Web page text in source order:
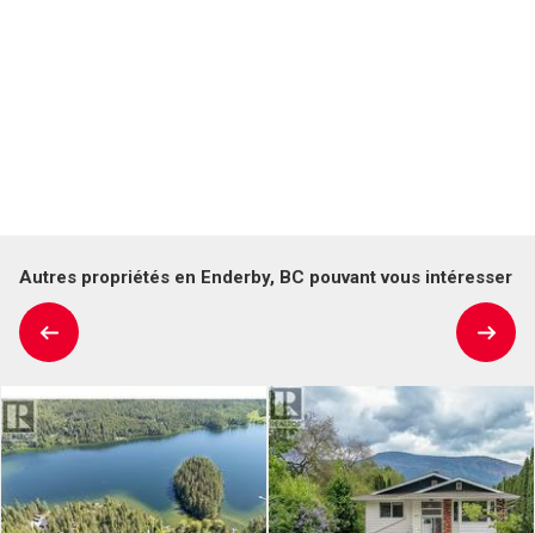
Autres propriétés en Enderby, BC pouvant vous intéresser